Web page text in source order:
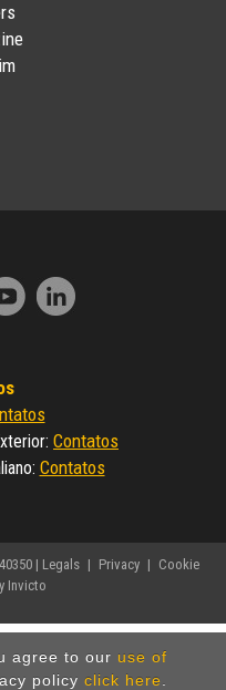
agree to our use of
policy click here.
: Contatos
: Contatos
| Legals | Privacy | Cookie
Invicto